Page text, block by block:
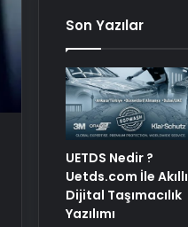
Son Yazılar
UETDS Nedir ?
Uetds.com İle Akıllı
Dijital Taşımacılık
Yazılımı